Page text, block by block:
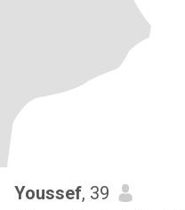
Youssef, 39